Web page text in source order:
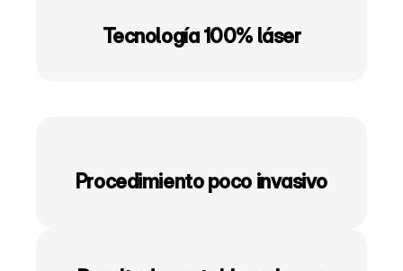
Tecnología 100% láser
Procedimiento poco invasivo